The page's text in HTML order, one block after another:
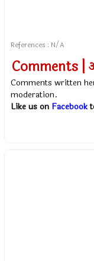
References : N/A
Comments |
Comments written
moderation.
Like us on Facebook